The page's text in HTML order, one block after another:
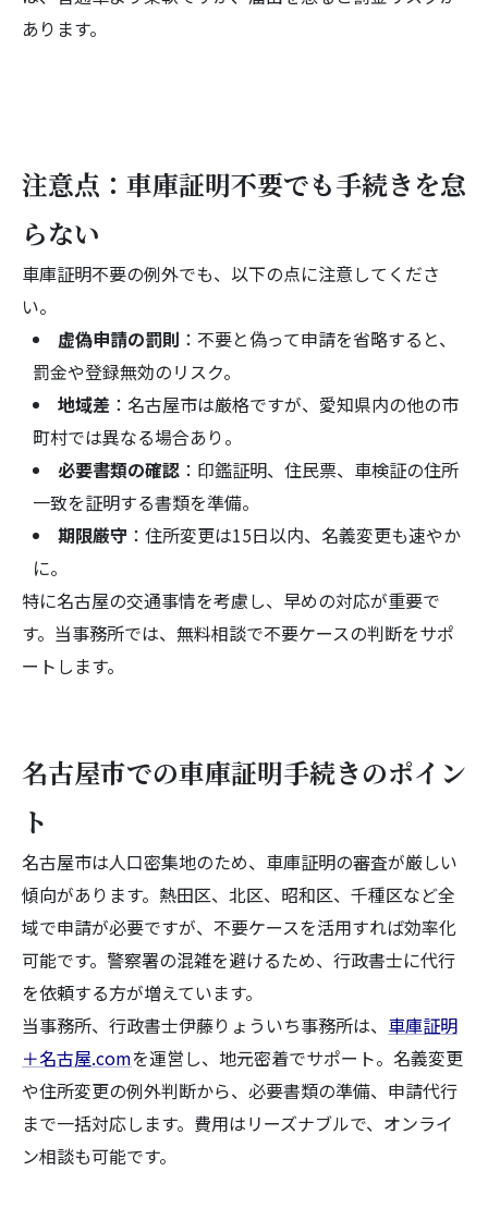
あります。
注意点：車庫証明不要でも手続きを怠
らない
車庫証明不要の例外でも、以下の点に注意してくださ
い。
虚偽申請の罰則 ：不要と偽って申請を省略すると、
罰金や登録無効のリスク。
地域差：名古屋市は厳格ですが、愛知県内の他の市
町村では異なる場合あり。
必要書類の確認：印鑑証明、住民票、車検証の住所
一致を証明する書類を準備。
期限厳守：住所変更は15日以内、名義変更も速やか
に。
特に名古屋の交通事情を考慮し、早めの対応が重要で
す。当事務所では、無料相談で不要ケースの判断をサポ
ートします。
名古屋市での車庫証明手続きのポイン
ト
名古屋市は人口密集地のため、車庫証明の審査が厳しい
傾向があります。熱田区、北区、昭和区、千種区など全
域で申請が必要ですが、不要ケースを活用すれば効率化
可能です。警察署の混雑を避けるため、行政書士に代行
を依頼する方が増えています。
当事務所、行政書士伊藤りょういち事務所は、 車庫証明
＋名古屋.comを運営し、地元密着でサポート。名義変更
や住所変更の例外判断から、必要書類の準備、申請代行
まで一括対応します。費用はリーズナブルで、オンライ
ン相談も可能です。